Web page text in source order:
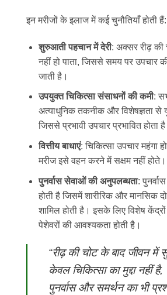
इन मरीजों के इलाज में कई चुनौतियाँ होती हैं:
शुरुआती पहचान में देरी: अक्सर रीढ़ की
नहीं हो पाता, जिससे समय पर उपचार
जाती है।
उपयुक्त चिकित्सा संसाधनों की कमी:
अत्याधुनिक तकनीक और विशेषज्ञता से
जिससे प्रभावी उपचार प्रभावित होता
वित्तीय बाधाएं: चिकित्सा उपचार महंगा
मरीज इसे वहन करने में सक्षम नहीं होते।
पुनर्वास सेवाओं की अनुपलब्धता:
होती है जिसमें शारीरिक और मानसिक
शामिल होती है। इसके लिए विशेष केंद्रों
पेशेवरों की आवश्यकता होती है।
“रीढ़ की चोट के बाद जीवन में
केवल चिकित्सा का मुद्दा नहीं
पुनर्वास और समर्थन का भी